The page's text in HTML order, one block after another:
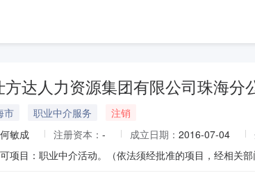
方达人力资源集团有限公司珠海分
市 职业中介服务
注销
何敏成 注册资本： - 成立日期： 2016-07-04